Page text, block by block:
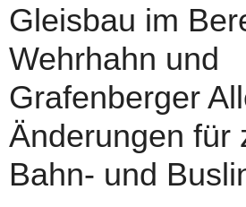
Gleisbau im
Wehrhahn und
Grafenberger
Änderungen für
Bahn- und